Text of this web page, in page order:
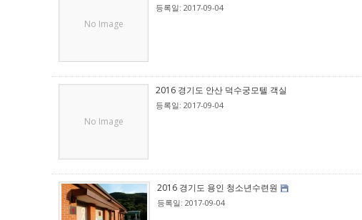
No Image
등록일: 2017-09-04
No Image
2016 경기도 안산 덕수궁모텔 객실
등록일: 2017-09-04
2016 경기도 용인 청소년수련원
등록일: 2017-09-04